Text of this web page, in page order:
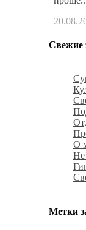
Свежие
О
Не
Метки